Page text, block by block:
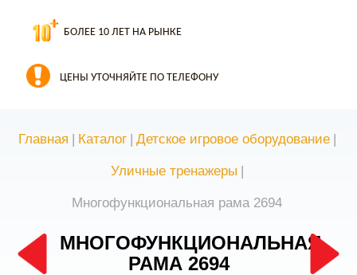
БОЛЕЕ 10 ЛЕТ НА РЫНКЕ
ЦЕНЫ УТОЧНЯЙТЕ ПО ТЕЛЕФОНУ
Главная | Каталог | Детское игровое оборудование |
Уличные тренажеры |
Многофункциональная рама 2694
МНОГОФУНКЦИОНАЛЬНАЯ
РАМА 2694